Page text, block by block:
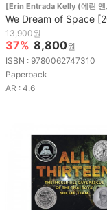
[Erin Entrada Kelly (에린
We Dream of Space
13,900원
37% 8,800원
ISBN : 9780062747310
Paperback
AR : 4.6